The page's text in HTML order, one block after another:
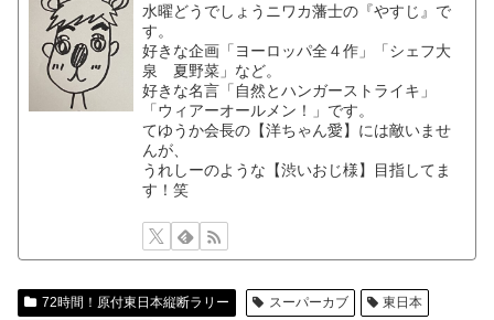
水曜どうでしょうニワカ藩士の『やすじ』で
す。
好きな企画「ヨーロッパ全４作」「シェフ大
泉 夏野菜」など。
好きな名言「自然とハンガーストライキ」
「ウィアーオールメン！」です。
てゆうか会長の【洋ちゃん愛】には敵いませ
んが、
うれしーのような【渋いおじ様】目指してま
す！笑
72時間！原付東日本縦断ラリー スーパーカブ
東日本